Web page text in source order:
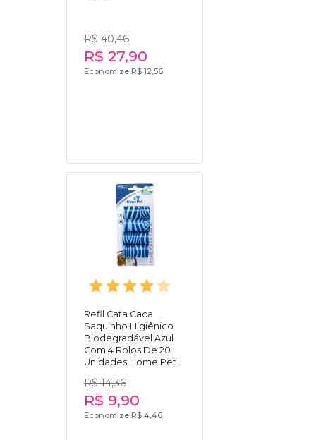
R$ 40,46
R$ 27,90
Economize R$ 12,56
Refil Cata Caca
Saquinho Higiênico
Biodegradável Azul
Com 4 Rolos De 20
Unidades Home Pet
R$ 14,36
R$ 9,90
Economize R$ 4,46